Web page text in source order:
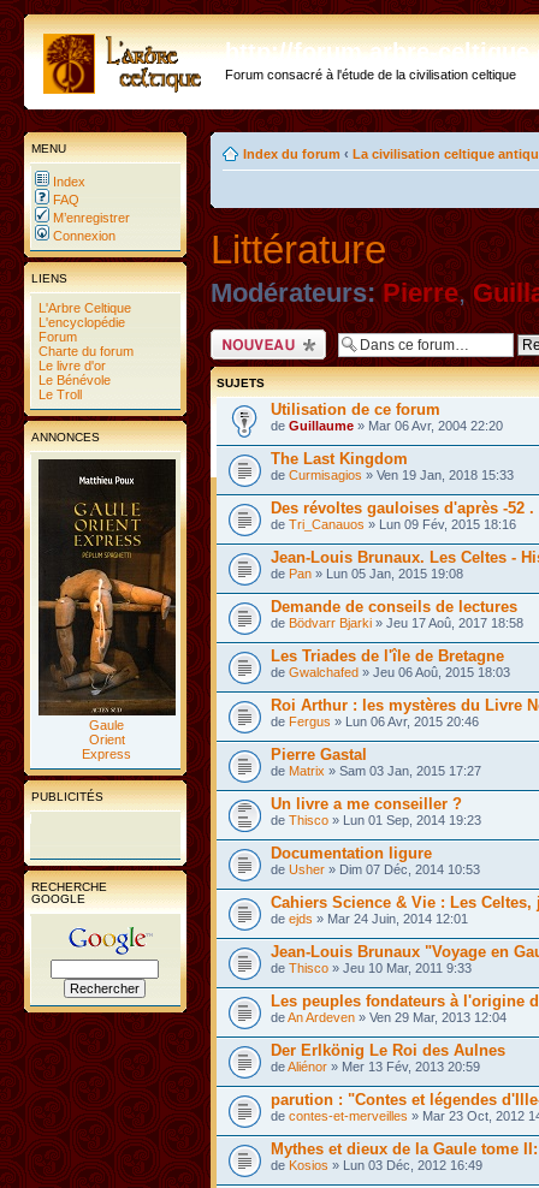
http://forum.arbre-
Forum consacré à l'étude de la civilisation celtique
MENU
Index
FAQ
M’enregistrer
Connexion
LIENS
L'Arbre Celtique
L'encyclopédie
Forum
Charte du forum
Le livre d'or
Le Bénévole
Le Troll
ANNONCES
Gaule
Orient
Express
PUBLICITÉS
RECHERCHE
GOOGLE
Index du forum ‹ La civilisation celtique
Littérature
Modérateurs: Pierre,
Ecrire un nouveau
sujet
SUJETS
Utilisation de ce forum
de Guillaume » Mar 06 Avr, 2004 22:20
The Last Kingdom
de Curmisagios » Ven 19 Jan, 2018 15:33
Des révoltes gauloises d'après -52 .
de Tri_Canauos » Lun 09 Fév, 2015 18:16
Jean-Louis Brunaux. Les Celtes -
de Pan » Lun 05 Jan, 2015 19:08
Demande de conseils de lectures
de Bödvarr Bjarki » Jeu 17 Aoû, 2017 18:58
Les Triades de l'île de Bretagne
de Gwalchafed » Jeu 06 Aoû, 2015 18:03
Roi Arthur : les mystères du Livre
de Fergus » Lun 06 Avr, 2015 20:46
Pierre Gastal
de Matrix » Sam 03 Jan, 2015 17:27
Un livre a me conseiller ?
de Thisco » Lun 01 Sep, 2014 19:23
Documentation ligure
de Usher » Dim 07 Déc, 2014 10:53
Cahiers Science & Vie : Les Celtes,
de ejds » Mar 24 Juin, 2014 12:01
Jean-Louis Brunaux "Voyage en
de Thisco » Jeu 10 Mar, 2011 9:33
Les peuples fondateurs à l'origine
deAn Ardeven » Ven 29 Mar, 2013 12:04
Der Erlkönig Le Roi des Aulnes
deAliénor » Mer 13 Fév, 2013 20:59
parution : "Contes et légendes
de contes-et-merveilles » Mar 23 Oct, 2012
Mythes et dieux de la Gaule tome
de Kosios » Lun 03 Déc, 2012 16:49